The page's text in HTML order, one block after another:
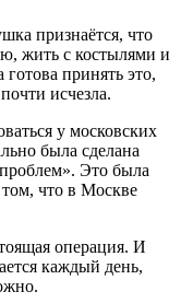
признаётся, что
жить с костылями и
принять это,
исчезла.
у московских
была сделана
проблем». Это была
том, что в Москве
операция. И
каждый день,